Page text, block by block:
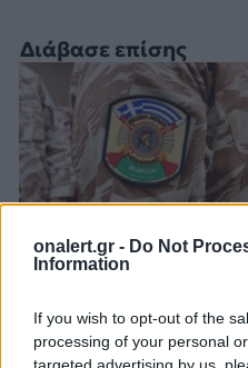
onalert.gr - Do Not
Information
If you wish to opt-out of the
processing of your personal
Διάβασε επίσης
Αραβία: Η
Αθήνας απέναντι
«επιτήδειο